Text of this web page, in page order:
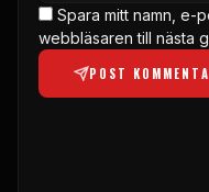
Spara mitt namn, e-
webbläsaren till nästa
POST